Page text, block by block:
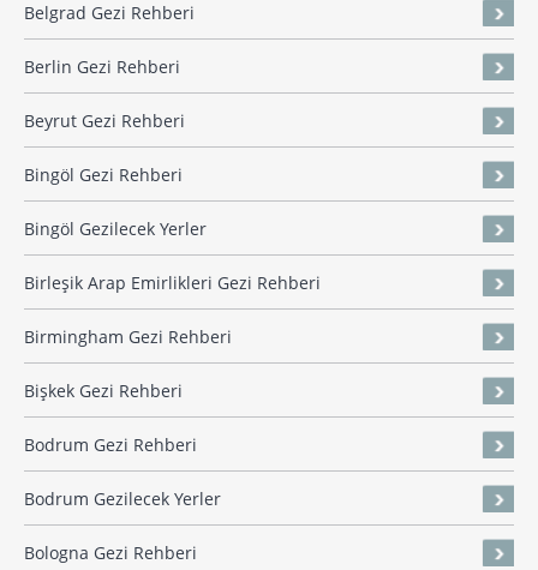
Belgrad Gezi Rehberi
Berlin Gezi Rehberi
Beyrut Gezi Rehberi
Bingöl Gezi Rehberi
Bingöl Gezilecek Yerler
Birleşik Arap Emirlikleri Gezi Rehberi
Birmingham Gezi Rehberi
Bişkek Gezi Rehberi
Bodrum Gezi Rehberi
Bodrum Gezilecek Yerler
Bologna Gezi Rehberi